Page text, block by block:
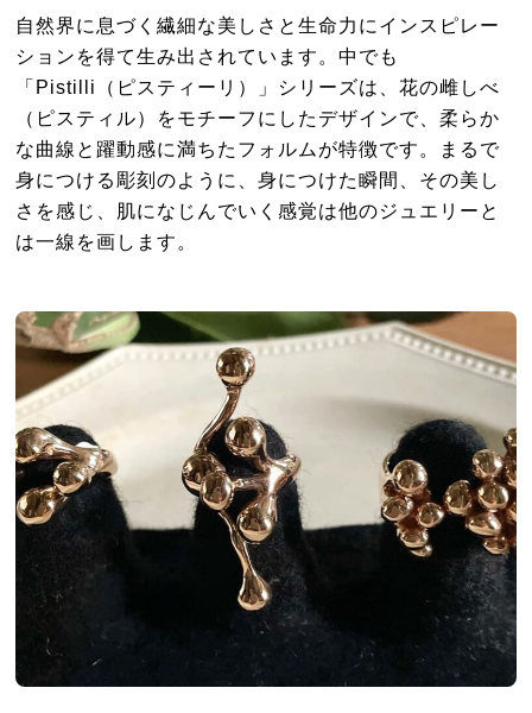
自然界に息づく繊細な美しさと生命力にインスピレー
ションを得て生み出されています。中でも
「Pistilli（ピスティーリ）」シリーズは、花の雌しべ
（ピスティル）をモチーフにしたデザインで、柔らか
な曲線と躍動感に満ちたフォルムが特徴です。まるで
身につける彫刻のように、身につけた瞬間、その美し
さを感じ、肌になじんでいく感覚は他のジュエリーと
は一線を画します。